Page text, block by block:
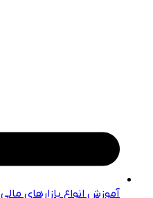
آموزش انواع بازارهای مالی